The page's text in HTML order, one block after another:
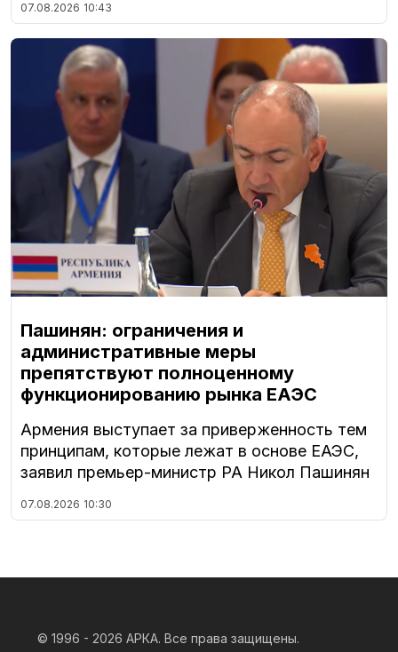
07.08.2026 10:43
Пашинян: ограничения и
административные меры
препятствуют полноценному
функционированию рынка ЕАЭС
Армения выступает за приверженность тем
принципам, которые лежат в основе ЕАЭС,
заявил премьер-министр РА Никол Пашинян
07.08.2026 10:30
© 1996 - 2026 АРКА. Все права защищены.